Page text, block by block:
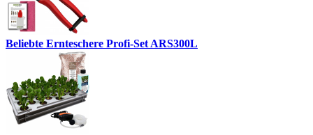
Beliebte Ernteschere Profi-Set ARS300L